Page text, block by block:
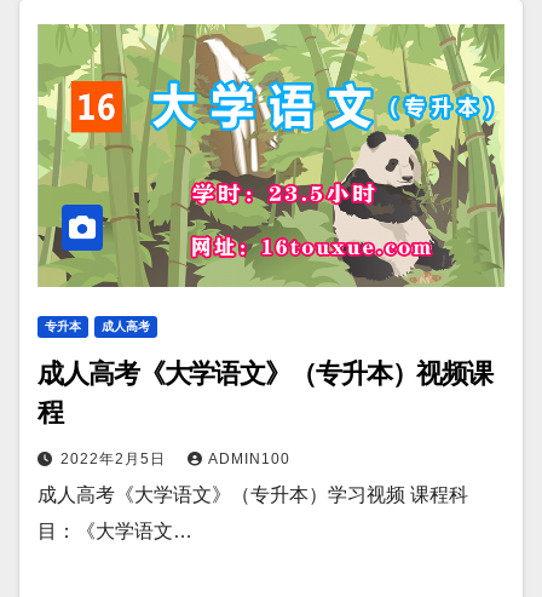
专升本 成人高考
成人高考《大学语文》（专升本）视频课
程
2022年2月5日 ADMIN100
成人高考《大学语文》（专升本）学习视频 课程科
目：《大学语文…